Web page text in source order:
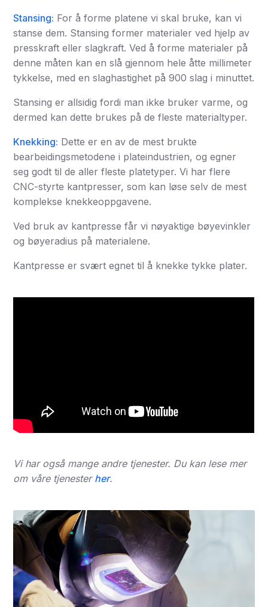
Stansing: For å forme platene vi skal bruke, kan vi
stanse dem. Stansing former materialer ved hjelp av
presskraft eller slagkraft. Ved å forme materialer på
denne måten kan en slå gjennom hele åtte millimeter
tykkelse, med en slaghastighet på 900 slag i minuttet.
Stansing er allsidig fordi man ikke bruker varme, og
dermed kan dette brukes på de fleste materialtyper.
Knekking: Dette er en av de mest brukte
bearbeidingsmetodene i plateindustrien, og egner
seg godt til de aller fleste platetyper. Vi har flere
CNC-styrte kantpresser, som kan løse selv de mest
komplekse knekkeoppgavene.
Ved bruk av kantpresse får vi nøyaktige bøyevinkler
og bøyeradius på materialene.
Kantpresse er svært egnet til å knekke tykke plater.
Vi har også mange andre tjenester. Du kan lese mer
om våre tjenester her.